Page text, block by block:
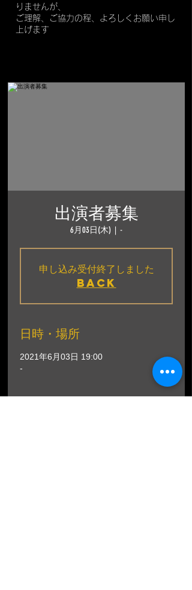
りませんが、
ご理解、ご協力の程、よろしくお願い申し
上げます
出演者募集
6月03日(木)
  |
-
申し込み受付終了しました
BACK
日時・場所
2021年6月03日 19:00
-